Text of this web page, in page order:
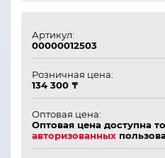
Артикул:
00000012503
Розничная цена:
134 300 ₸
Оптовая цена:
Оптовая цена доступна
авторизованных